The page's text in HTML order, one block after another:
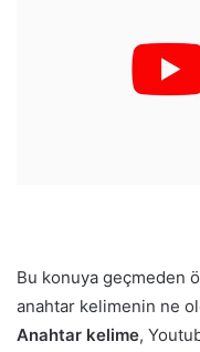
Bu konuya geçmeden
anahtar kelimenin ne
Anahtar kelime,